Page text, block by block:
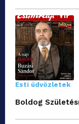
Esti üdvözletek
Boldog